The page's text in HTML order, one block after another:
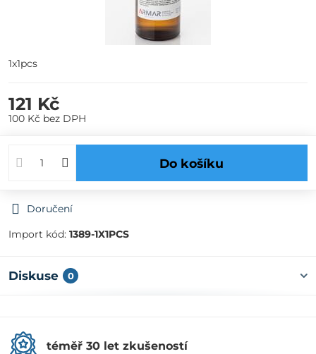
1x1pcs
121 Kč
100 Kč bez DPH
Do košíku
Doručení
Import kód: 1389-1X1PCS
Diskuse 0
téměř 30 let zkušeností